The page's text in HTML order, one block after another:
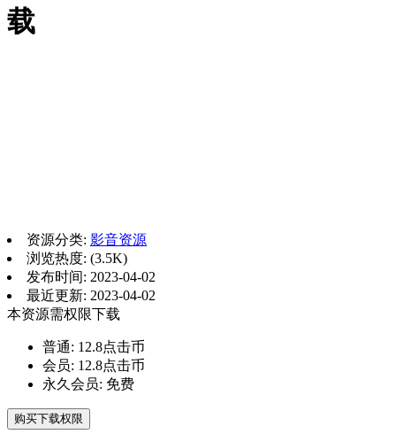
载
资源分类: 影音资源
浏览热度: (3.5K)
发布时间: 2023-04-02
最近更新: 2023-04-02
本资源需权限下载
普通: 12.8点击币
会员: 12.8点击币
永久会员: 免费
购买下载权限